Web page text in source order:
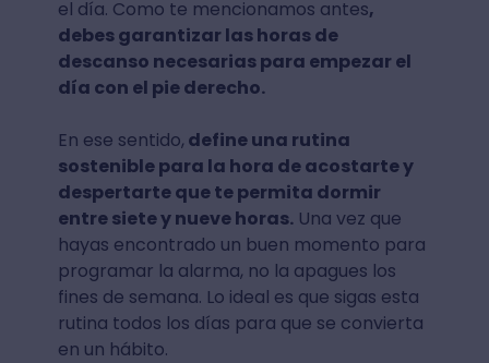
el día. Como te mencionamos antes,
debes garantizar las horas de
descanso necesarias para empezar el
día con el pie derecho.
En ese sentido, define una rutina
sostenible para la hora de acostarte y
despertarte que te permita dormir
entre siete y nueve horas.Una vez que
hayas encontrado un buen momento para
programar la alarma, no la apagues los
fines de semana. Lo ideal es que sigas esta
rutina todos los días para que se convierta
en un hábito.